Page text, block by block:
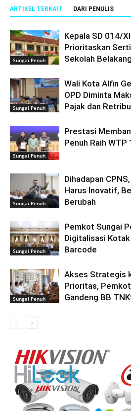
ARTIKEL TERKAIT DARI PENULIS
Sungai Penuh
Kepala SD 014/
Prioritaskan
Sekolah
Sungai Penuh
Wali Kota Alfin
OPD Diminta
Pajak dan
Sungai Penuh
Prestasi
Penuh Raih
Sungai Penuh
Dihadapan
Harus Inovatif,
Berubah
Sungai Penuh
Pemkot Sungai
Digitalisasi
Barcode
Sungai Penuh
Akses Strategis
Prioritas,
Gandeng BB